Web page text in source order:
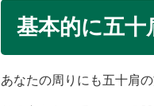
基本的に五十
あなたの周りにも五十肩